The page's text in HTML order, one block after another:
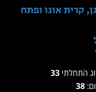
אונו ופתח
התחלתי